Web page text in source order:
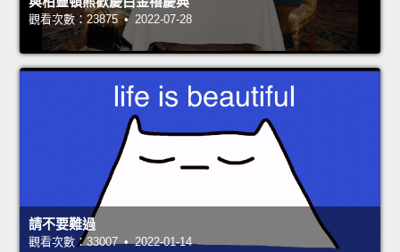
觀看次數：23875 • 2022-07-28
請不要難過
觀看次數：33007 • 2022-01-14